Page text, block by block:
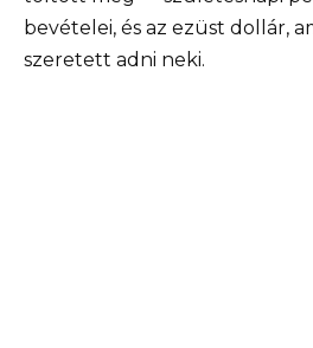
bevételei, és az ezüst dollár,
szeretett adni neki.